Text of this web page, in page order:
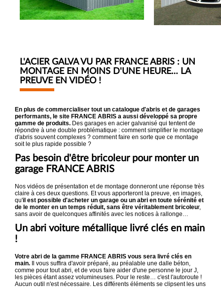
L'ACIER GALVA VU PAR FRANCE ABRIS : UN
MONTAGE EN MOINS D'UNE HEURE… LA
PREUVE EN VIDÉO !
En plus de commercialiser tout un catalogue d'abris et de garages
performants, le site FRANCE ABRIS a aussi développé sa propre
gamme de produits. Des garages en acier galvanisé qui tentent de
répondre à une double problématique : comment simplifier le montage
d'abris souvent complexes ? comment faire en sorte que ce montage
soit le plus rapide possible ?
Pas besoin d'être bricoleur pour monter un
garage FRANCE ABRIS
Nos vidéos de présentation et de montage donneront une réponse très
claire à ces deux questions. Et vous apporteront la preuve, en images,
qu'il est possible d'acheter un garage ou un abri en toute sérénité et
de le monter en un temps réduit, sans être véritablement bricoleur,
sans avoir de quelconques affinités avec les notices à rallonge…
Un abri voiture métallique livré clés en main
!
Votre abri de la gamme FRANCE ABRIS vous sera livré clés en
main. Il vous suffira d'avoir préparé, au préalable une dalle béton,
comme pour tout abri, et de vous faire aider d'une personne le jour J,
les pièces étant assez volumineuses. Pour le reste… c'est l'autoroute !
Aucun outil n'est nécessaire. Les différents éléments se clipsent les uns